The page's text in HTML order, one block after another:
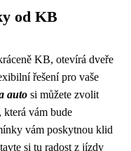
od KB
KB, otevírá dveře
řešení pro vaše
auto si můžete zvolit
která vám bude
vám poskytnou klid
si tu radost z jízdy